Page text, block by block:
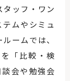
ッフ・ワン
ムやシミュ
ームでは、
「比較・検
会や勉強会